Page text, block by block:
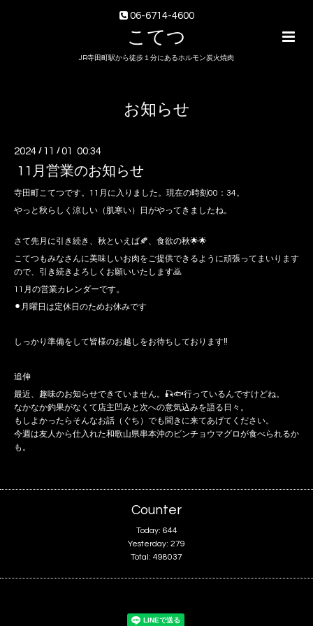
06-6714-4600
こてつ
JR寺田町駅から徒歩１分にあるホルモン炭火焼肉
お知らせ
2024 / 11 /01 00:34
11月営業のお知らせ
寺田町こてつです。11月に入りました。現在の時刻00：34。
やっと秋らしく涼しい（肌寒い）日がやってきましたね。
さて先月に引き続き、秋といえば🍂、食欲の秋🌟🌟
こてつもみなさんに美味しいお肉をご提供できるように頑張ってまいります
ので、引き続きよろしくお願いいたします🙇
11月の営業カレンダーです。
⚫︎月曜日は定休日のためお休みです
しっかり準備をして皆様のお越しをお待ちしております‼️
追伸
最近、趣味のお知らせできていません。🎣🐟行っているんですけどね。
なかなか釣果がなくて店主凹みと次への意気込みを語る日々。
もしよかったらそんなお話（ぐち）でも聞きに来てあげてください。
今週は友人から仕入れた和歌山県串本沖のビンチョウマグロが食べられるか
も。
Counter
Today: 644
Yesterday: 279
Total: 498037